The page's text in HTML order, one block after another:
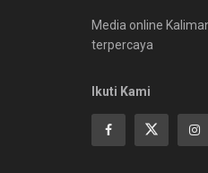
Media online
terpercaya
Ikuti Kami